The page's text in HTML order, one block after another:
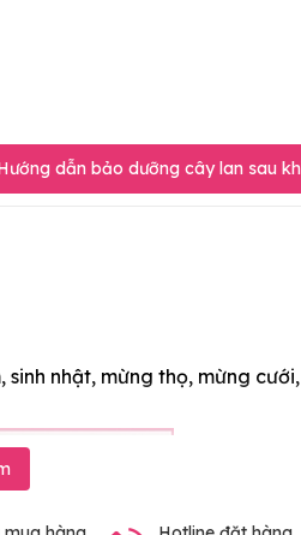
dẫn bảo dưỡng cây lan sau
sinh nhật, mừng thọ, mừng